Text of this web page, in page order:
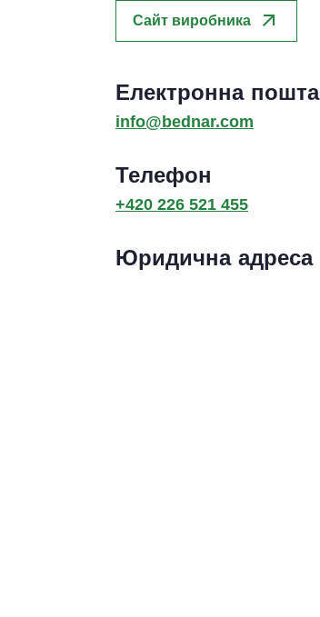
Сайт виробника arrow_outward
Електронна пошта
info@bednar.com
Телефон
+420 226 521 455
Юридична адреса